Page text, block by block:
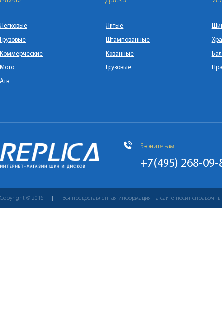
Легковые
Грузовые
Коммерческие
Мото
Атв
Литые
Штампованные
Кованные
Грузовые
Звоните нам
+7(495) 268-09-
Copyright © 2016 Вся предоставленная информация на сайте носит